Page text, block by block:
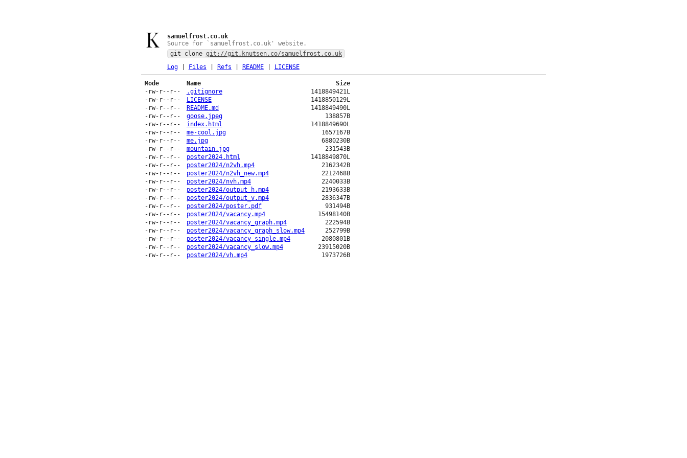
samuelfrost.co.uk
Source for `samuelfrost.co.uk' website.
git clone git://git.knutsen.co/samuelfrost.co.uk
Log| Files Refs README| LICENSE
Mode Name
Size
-rw-r--r--
.gitignore
1418849421L
-rw-r--r--
LICENSE
1418850129L
-rw-r--r--
README.md
1418849490L
-rw-r--r--
goose.jpeg
138857B
-rw-r--r--
index.html
1418849690L
-rw-r--r--
me-cool.jpg
1657167B
-rw-r--r--
me.jpg
6880230B
-rw-r--r--
mountain.jpg
231543B
-rw-r--r--
poster2024.html
1418849870L
-rw-r--r--
poster2024/n2vh.mp4
2162342B
-rw-r--r--
poster2024/n2vh_new.mp4
2212468B
-rw-r--r--
poster2024/nvh.mp4
2240033B
-rw-r--r--
poster2024/output_h.mp4
2193633B
-rw-r--r--
poster2024/output_v.mp4
2836347B
-rw-r--r--
poster2024/poster.pdf
931494B
-rw-r--r--
poster2024/vacancy.mp4
15498140B
-rw-r--r--
poster2024/vacancy_graph.mp4
222594B
-rw-r--r--
poster2024/vacancy_graph_slow.mp4
252799B
-rw-r--r--
poster2024/vacancy_single.mp4
2080801B
-rw-r--r--
poster2024/vacancy_slow.mp4
23915020B
-rw-r--r--
poster2024/vh.mp4 1973726B